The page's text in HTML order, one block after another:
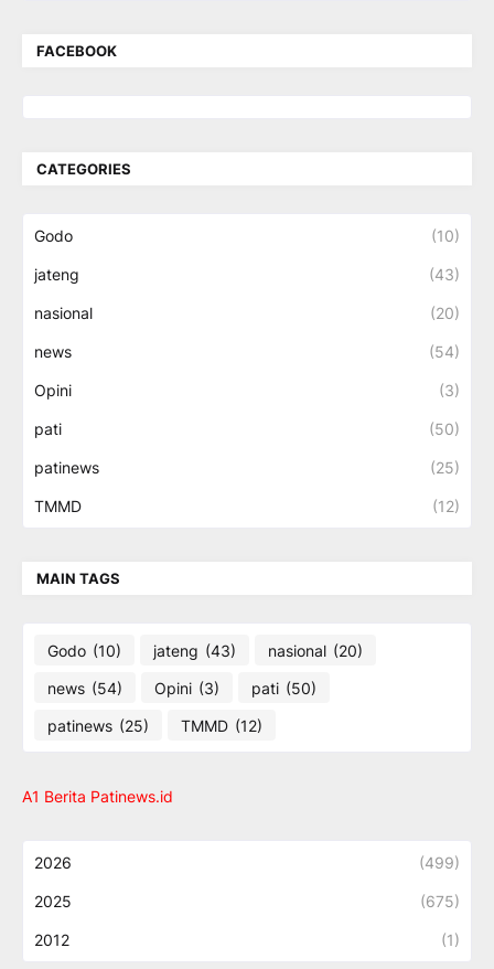
FACEBOOK
CATEGORIES
Godo (10)
jateng (43)
nasional (20)
news (54)
Opini (3)
pati (50)
patinews (25)
TMMD (12)
MAIN TAGS
Godo (10) jateng (43) nasional (20)
news (54) Opini (3) pati (50)
patinews (25) TMMD (12)
A1 Berita Patinews.id
2026 (499)
2025 (675)
2012 (1)